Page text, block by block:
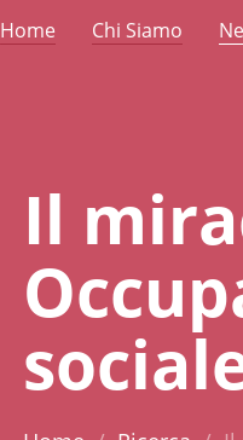
Home Chi Siamo
Il